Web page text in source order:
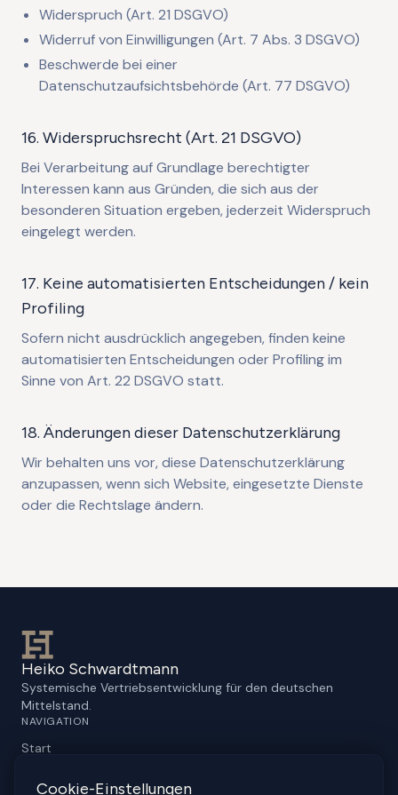
Widerspruch (Art. 21 DSGVO)
Widerruf von Einwilligungen (Art. 7 Abs. 3 DSGVO)
Beschwerde bei einer
Datenschutzaufsichtsbehörde (Art. 77 DSGVO)
16. Widerspruchsrecht (Art. 21 DSGVO)
Bei Verarbeitung auf Grundlage berechtigter
Interessen kann aus Gründen, die sich aus der
besonderen Situation ergeben, jederzeit Widerspruch
eingelegt werden.
17. Keine automatisierten Entscheidungen / kein
Profiling
Sofern nicht ausdrücklich angegeben, finden keine
automatisierten Entscheidungen oder Profiling im
Sinne von Art. 22 DSGVO statt.
18. Änderungen dieser Datenschutzerklärung
Wir behalten uns vor, diese Datenschutzerklärung
anzupassen, wenn sich Website, eingesetzte Dienste
oder die Rechtslage ändern.
Heiko Schwardtmann
Systemische Vertriebsentwicklung für den deutschen
Mittelstand.
NAVIGATION
Start
KI im Vertrieb
Cookie-Einstellungen